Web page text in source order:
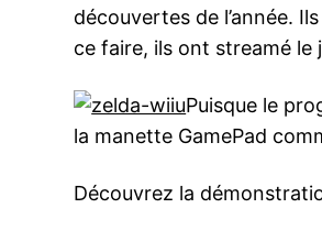
découvertes de l’année.
ce faire, ils ont streamé le
Puisque le
la manette GamePad
Découvrez la